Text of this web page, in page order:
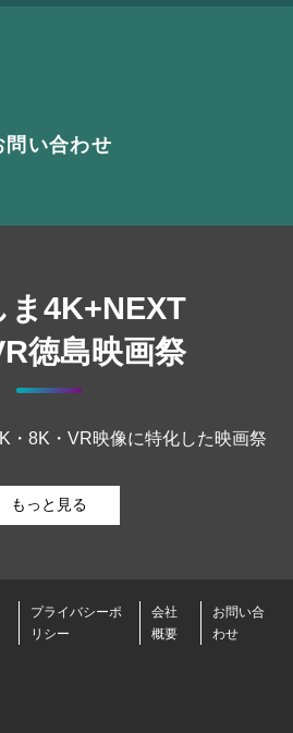
問い合わせ
ま4K+NEXT
徳島映画祭
・8K・VR映像に特化した映画祭
もっと見る
プライバシーポ
リシー
会社
概要
お問い合
わせ